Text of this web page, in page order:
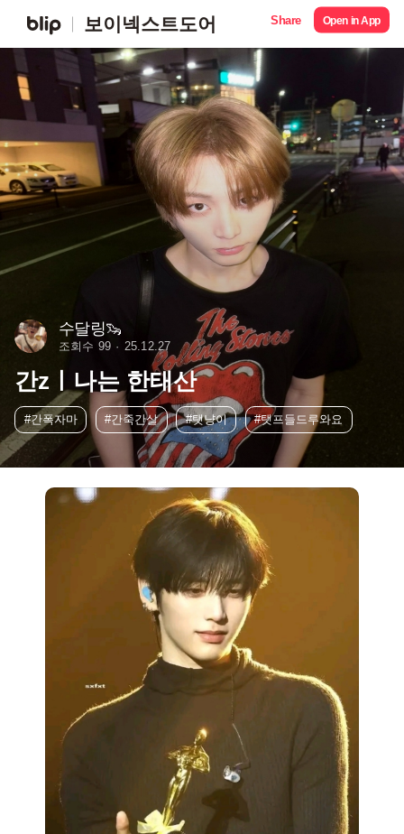
보이넥스트도어 Share Open in App
수달링🦦
조회수 99 25.12.27
간zㅣ나는 한태산
#간폭자마 #간죽간살 #탯냥이 #탯프들드루와요